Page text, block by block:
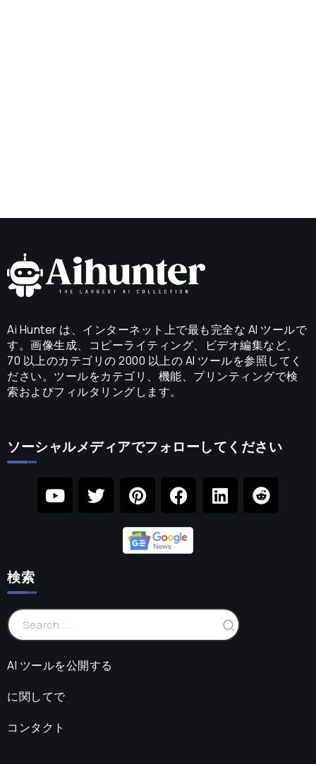
Ai Hunter は、インターネット上で最も完全な AI ツールで
す。画像生成、コピーライティング、ビデオ編集など、
70 以上のカテゴリの 2000 以上の AI ツールを参照してく
ださい。ツールをカテゴリ、機能、プリンティングで検
索およびフィルタリングします。
ソーシャルメディアでフォローしてください
検索
AI ツールを公開する
に関してで
コンタクト